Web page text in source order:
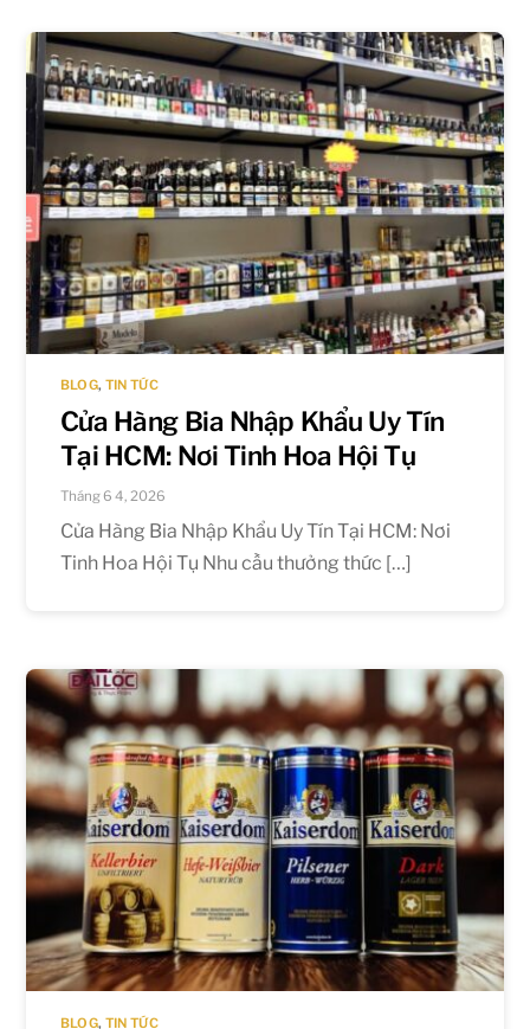
BLOG, TIN TỨC
Cửa Hàng Bia Nhập Khẩu Uy Tín
Tại HCM: Nơi Tinh Hoa Hội Tụ
Tháng 6 4, 2026
Cửa Hàng Bia Nhập Khẩu Uy Tín Tại HCM: Nơi
Tinh Hoa Hội Tụ Nhu cầu thưởng thức […]
BLOG, TIN TỨC